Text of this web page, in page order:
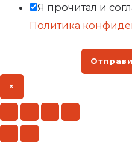
Я прочитал и
Политика
×